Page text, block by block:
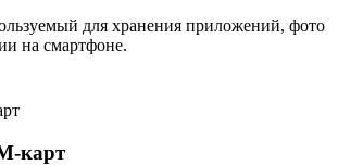
для хранения приложений, фото
на смартфоне.
карт